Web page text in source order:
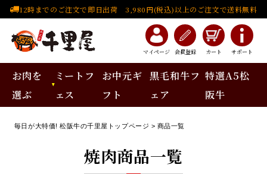
12時までのご注文で即日出荷 3,980円(税込)以上のご注文で送料無料
マイページ 会員登録 カート サポート
お肉を
選ぶ
ミートフ
ェス
お中元ギ
フト
黒毛和牛フ
ェア
特選A5松
阪牛
毎日が大特価! 松阪牛の千里屋トップページ 商品一覧
焼肉商品一覧